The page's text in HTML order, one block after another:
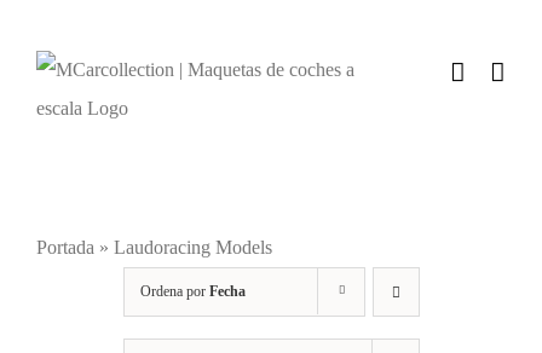
Portada » Laudoracing Models
Ordena por Fecha